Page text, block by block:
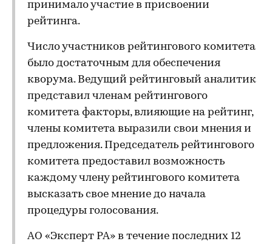
принимало участие в присвоении
рейтинга.
Число участников рейтингового комитета
было достаточным для обеспечения
кворума. Ведущий рейтинговый аналитик
представил членам рейтингового
комитета факторы, влияющие на рейтинг,
члены комитета выразили свои мнения и
предложения. Председатель рейтингового
комитета предоставил возможность
каждому члену рейтингового комитета
высказать свое мнение до начала
процедуры голосования.
АО «Эксперт РА» в течение последних 12